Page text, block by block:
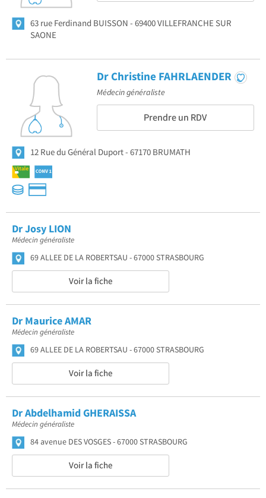
63 rue Ferdinand BUISSON
69400 VILLEFRANCHE SUR
SAONE
Dr Christine FAHRLAENDER
Médecin généraliste
Prendre un RDV
12 Rue du Général Duport 67170 BRUMATH
Dr Josy LION
Médecin généraliste
69 ALLEE DE LA ROBERTSAU 67000 STRASBOURG
Voir la fiche
Dr Maurice AMAR
Médecin généraliste
69 ALLEE DE LA ROBERTSAU 67000 STRASBOURG
Voir la fiche
Dr Abdelhamid GHERAISSA
Médecin généraliste
84 avenue DES VOSGES 67000 STRASBOURG
Voir la fiche